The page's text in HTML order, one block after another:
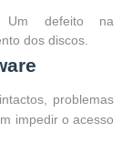
Um defeito na
dos discos.
problemas
impedir o acesso